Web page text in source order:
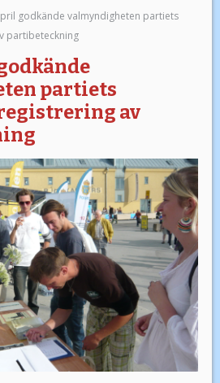
godkände valmyndigheten partiets
partibeteckning
partiets
av